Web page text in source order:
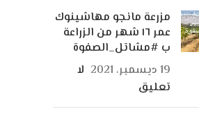
فدان ) ومن المعروف ان المانجو من الا...
أكمل القراءة
مزرعة مانجو مهاشينوك
عمر ١٦ شهر من الزراعة
ب #مشاتل_الصفوة
19 ديسمبر، 2021
لا
تعليق